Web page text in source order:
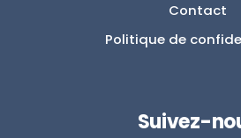
Contact
Politique de
Suivez-